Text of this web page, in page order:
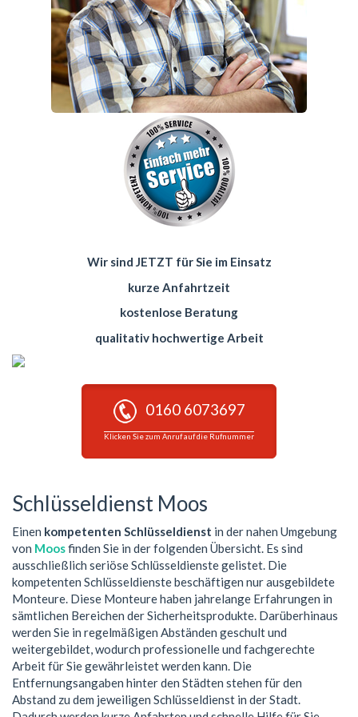
Wir sind JETZT für Sie im Einsatz
kurze Anfahrtzeit
kostenlose Beratung
qualitativ hochwertige Arbeit
0160 6073697
Klicken Sie zum Anruf auf die Rufnummer
Schlüsseldienst Moos
Einen kompetenten Schlüsseldienst in der nahen Umgebung
von Moosfinden Sie in der folgenden Übersicht. Es sind
ausschließlich seriöse Schlüsseldienste gelistet. Die
kompetenten Schlüsseldienste beschäftigen nur ausgebildete
Monteure. Diese Monteure haben jahrelange Erfahrungen in
sämtlichen Bereichen der Sicherheitsprodukte. Darüberhinaus
werden Sie in regelmäßigen Abständen geschult und
weitergebildet, wodurch professionelle und fachgerechte
Arbeit für Sie gewährleistet werden kann. Die
Entfernungsangaben hinter den Städten stehen für den
Abstand zu dem jeweiligen Schlüsseldienst in der Stadt.